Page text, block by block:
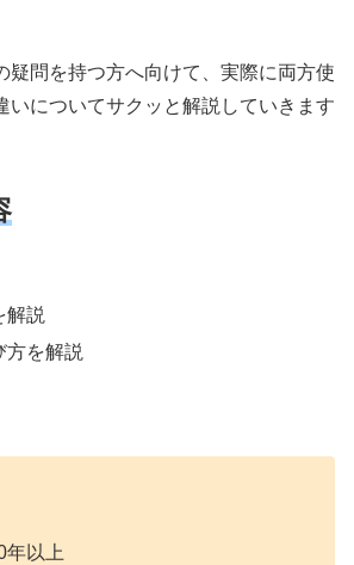
疑問を持つ方へ向けて、実際に両方使
いについてサクッと解説していきます
解説
方を解説
年以上